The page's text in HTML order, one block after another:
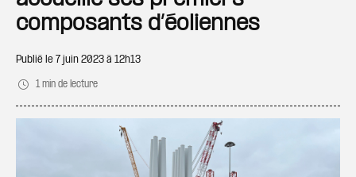
composants d’éoliennes
Publié le 7 juin 2023 à 12h13
1 min de lecture